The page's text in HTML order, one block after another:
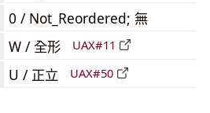
0 / Not_Reordered; 無
W / 全形 UAX#11
U / 正立 UAX#50